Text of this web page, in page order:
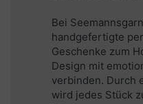
Bei
handgefertigte
Geschenke zum
Design mit
verbinden. Durch
wird jedes Stück